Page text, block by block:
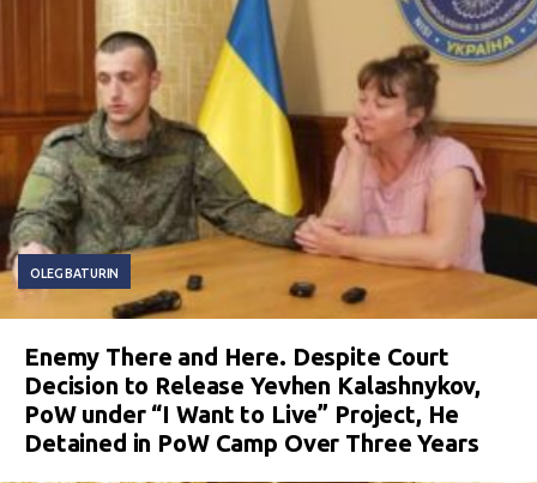
OLEG BATURIN
Enemy There and Here. Despite Court
Decision to Release Yevhen Kalashnykov,
PoW under “I Want to Live” Project, He
Detained in PoW Camp Over Three Years